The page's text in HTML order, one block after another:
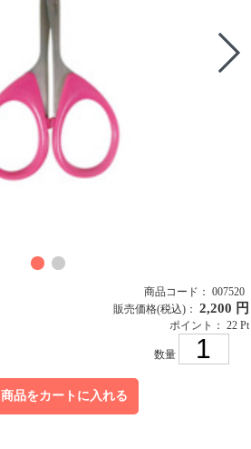
商品コード： 007520
販売価格(税込)： 2,200 円
ポイント： 22 Pt
数量
商品をカートに入れる